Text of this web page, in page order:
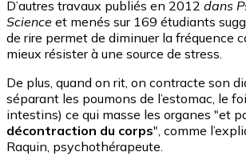
D’autres travaux publiés en 2012 dans
Science et menés sur 169 étudiants
de rire permet de diminuer la fréquence
mieux résister à une source de stress.
De plus, quand on rit, on contracte son
séparant les poumons de l’estomac, le
intestins) ce qui masse les organes "et
décontraction du corps", comme
Raquin, psychothérapeute.